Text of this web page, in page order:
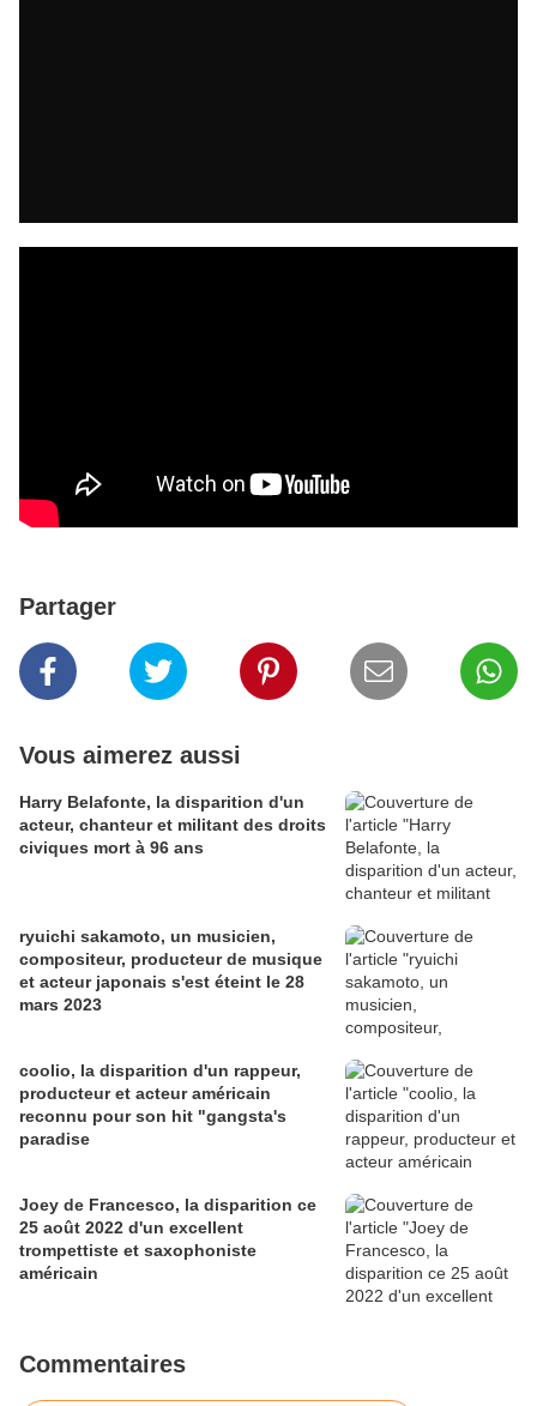
Partager
Vous aimerez aussi
Harry Belafonte, la disparition d'un
acteur, chanteur et militant des droits
civiques mort à 96 ans
ryuichi sakamoto, un musicien,
compositeur, producteur de musique
et acteur japonais s'est éteint le 28
mars 2023
coolio, la disparition d'un rappeur,
producteur et acteur américain
reconnu pour son hit "gangsta's
paradise
Joey de Francesco, la disparition ce
25 août 2022 d'un excellent
trompettiste et saxophoniste
américain
Commentaires